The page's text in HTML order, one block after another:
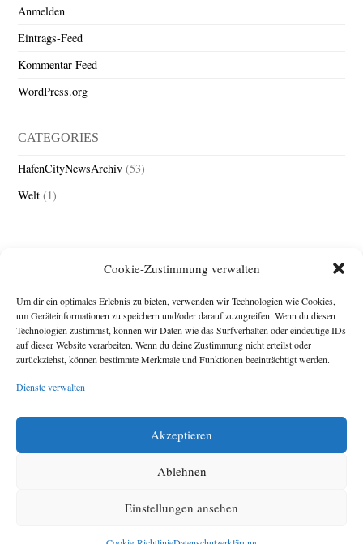
Cookie-Zustimmung verwalten
Um dir ein optimales Erlebnis zu bieten, verwenden wir Technologien wie Cookies,
um Geräteinformationen zu speichern und/oder darauf zuzugreifen. Wenn du diesen
Technologien zustimmst, können wir Daten wie das Surfverhalten oder eindeutige IDs
auf dieser Website verarbeiten. Wenn du deine Zustimmung nicht erteilst oder
zurückziehst, können bestimmte Merkmale und Funktionen beeinträchtigt werden.
Dienste verwalten
Akzeptieren
Ablehnen
Einstellungen ansehen
Anmelden
Eintrags-Feed
Kommentar-Feed
WordPress.org
CATEGORIES
HafenCityNewsArchiv (53)
Welt (1)
Impressum
Michael Baden,
Diese Webseite stellt
zehn Jahre der